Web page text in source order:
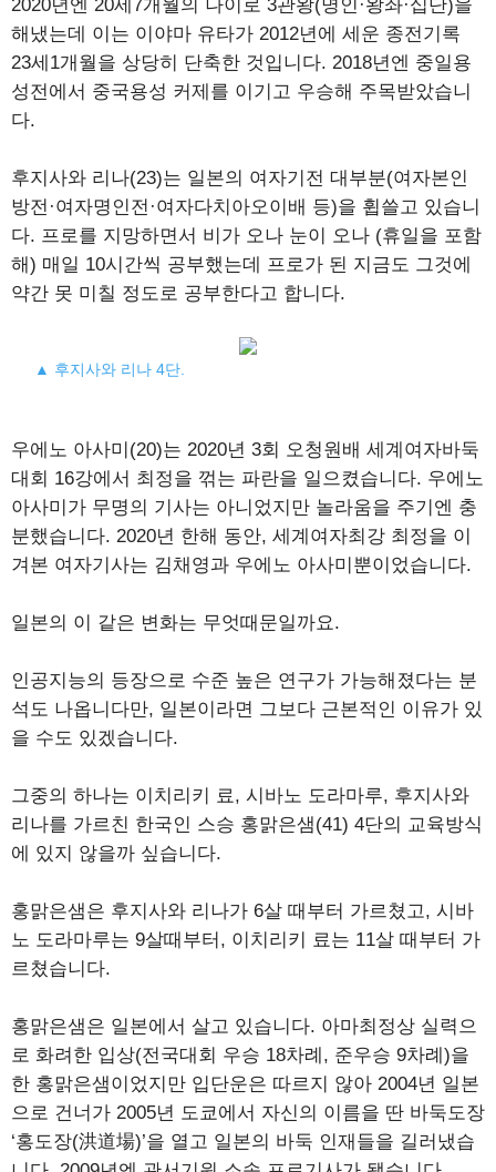
2020년엔 20세7개월의 나이로 3관왕(명인·왕좌·십단)을
해냈는데 이는 이야마 유타가 2012년에 세운 종전기록
23세1개월을 상당히 단축한 것입니다. 2018년엔 중일용
성전에서 중국용성 커제를 이기고 우승해 주목받았습니
다.
후지사와 리나(23)는 일본의 여자기전 대부분(여자본인
방전·여자명인전·여자다치아오이배 등)을 휩쓸고 있습니
다. 프로를 지망하면서 비가 오나 눈이 오나 (휴일을 포함
해) 매일 10시간씩 공부했는데 프로가 된 지금도 그것에
약간 못 미칠 정도로 공부한다고 합니다.
▲ 후지사와 리나 4단.
우에노 아사미(20)는 2020년 3회 오청원배 세계여자바둑
대회 16강에서 최정을 꺾는 파란을 일으켰습니다. 우에노
아사미가 무명의 기사는 아니었지만 놀라움을 주기엔 충
분했습니다. 2020년 한해 동안, 세계여자최강 최정을 이
겨본 여자기사는 김채영과 우에노 아사미뿐이었습니다.
일본의 이 같은 변화는 무엇때문일까요.
인공지능의 등장으로 수준 높은 연구가 가능해졌다는 분
석도 나옵니다만, 일본이라면 그보다 근본적인 이유가 있
을 수도 있겠습니다.
그중의 하나는 이치리키 료, 시바노 도라마루, 후지사와
리나를 가르친 한국인 스승 홍맑은샘(41) 4단의 교육방식
에 있지 않을까 싶습니다.
홍맑은샘은 후지사와 리나가 6살 때부터 가르쳤고, 시바
노 도라마루는 9살때부터, 이치리키 료는 11살 때부터 가
르쳤습니다.
홍맑은샘은 일본에서 살고 있습니다. 아마최정상 실력으
로 화려한 입상(전국대회 우승 18차례, 준우승 9차례)을
한 홍맑은샘이었지만 입단운은 따르지 않아 2004년 일본
으로 건너가 2005년 도쿄에서 자신의 이름을 딴 바둑도장
‘홍도장(洪道場)’을 열고 일본의 바둑 인재들을 길러냈습